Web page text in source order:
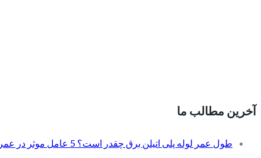
آخرین مطالب ما
طول عمر لوله پلی اتیلن برق چقدر است؟ 5 عامل موثر در عمر مفید آن